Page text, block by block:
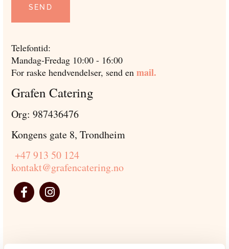
Telefontid:
Mandag-Fredag 10:00 - 16:00
For raske hendvendelser, send en mail.
Grafen Catering
Org: 987436476
Kongens gate 8, Trondheim
+47 913 50 124
kontakt@grafencatering.no